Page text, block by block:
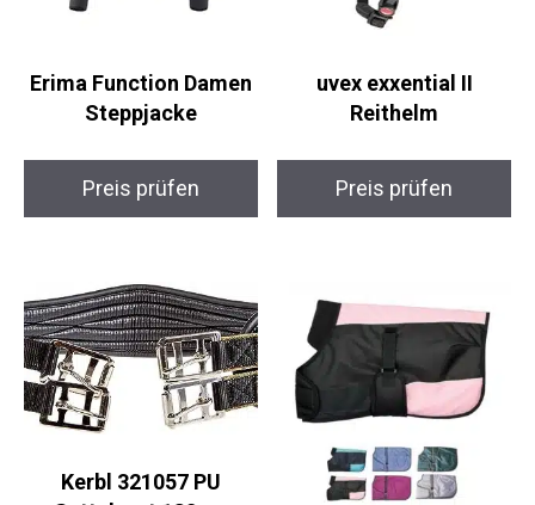
Erima Function Damen
Steppjacke
Preis prüfen
uvex exxential II
Reithelm
Preis prüfen
Kerbl 321057 PU